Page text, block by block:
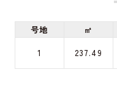
号地 ㎡
1
237.49